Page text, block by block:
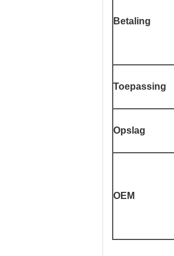
Betaling
Toepassing
Opslag
OEM